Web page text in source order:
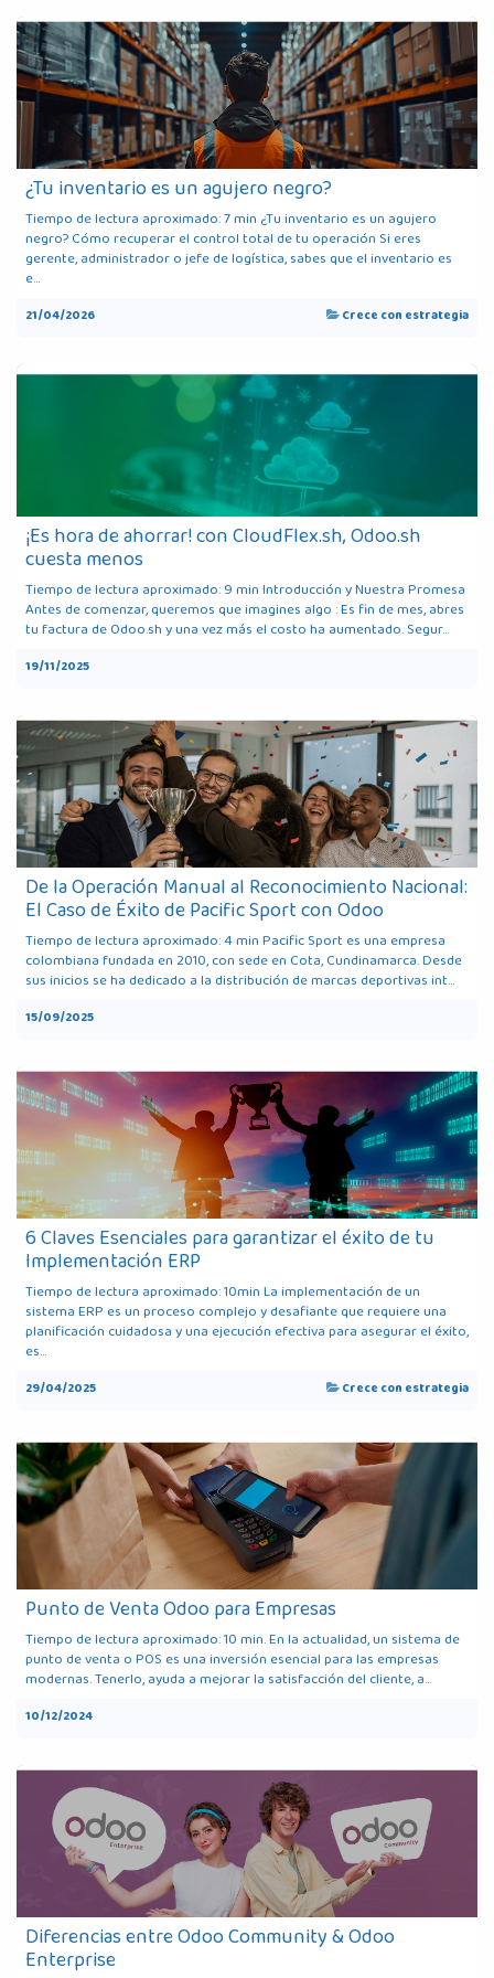
¿Tu inventario es un agujero negro?
Tiempo de lectura aproximado: 7 min ¿Tu inventario es un agujero
negro? Cómo recuperar el control total de tu operación Si eres
gerente, administrador o jefe de logística, sabes que el inventario es
e...
21/04/2026 Crece con estrategia
¡Es hora de ahorrar! con CloudFlex.sh, Odoo.sh
cuesta menos
Tiempo de lectura aproximado: 9 min Introducción y Nuestra Promesa
Antes de comenzar, queremos que imagines algo : Es fin de mes, abres
tu factura de Odoo.sh y una vez más el costo ha aumentado. Segur...
19/11/2025
De la Operación Manual al Reconocimiento Nacional:
El Caso de Éxito de Pacific Sport con Odoo
Tiempo de lectura aproximado: 4 min Pacific Sport es una empresa
colombiana fundada en 2010, con sede en Cota, Cundinamarca. Desde
sus inicios se ha dedicado a la distribución de marcas deportivas int...
15/09/2025
6 Claves Esenciales para garantizar el éxito de tu
Implementación ERP
Tiempo de lectura aproximado: 10min La implementación de un
sistema ERP es un proceso complejo y desafiante que requiere una
planificación cuidadosa y una ejecución efectiva para asegurar el éxito,
es...
29/04/2025 Crece con estrategia
Punto de Venta Odoo para Empresas
Tiempo de lectura aproximado: 10 min. En la actualidad, un sistema de
punto de venta o POS es una inversión esencial para las empresas
modernas. Tenerlo, ayuda a mejorar la satisfacción del cliente, a...
10/12/2024
Diferencias entre Odoo Community & Odoo
Enterprise